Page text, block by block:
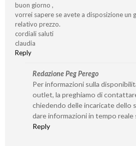
buon giorno ,
vorrei sapere se avete a disposizione un
relativo prezzo.
cordiali saluti
claudia
Reply
Redazione Peg Perego
Per informazioni sulla
outlet, la preghiamo di
chiedendo delle incaricate dello
dare informazioni in tempo
Reply